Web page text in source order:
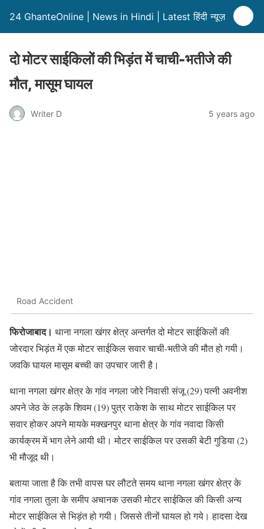
24 GhanteOnline | News in Hindi | Latest हिंदी न्यूज़
दो मोटर साईकिलों की भिड़ंत में चाची-भतीजे की
मौत, मासूम घायल
Writer D 5 years ago
Road Accident
फिरोजाबाद। थाना नगला खंगर क्षेत्र अन्तर्गत दो मोटर साईकिलों की
जोरदार भिड़ंत में एक मोटर साईकिल सवार चाची-भतीजे की मौत हो गयी।
जवकि घायल मासूम बच्ची का उपचार जारी है।
थाना नगला खंगर क्षेत्र के गांव नगला जोरे निवासी संजू (29) पत्नी अवनीश
अपने जेठ के लड़के शिवम (19) पुत्र राकेश के साथ मोटर साईकिल पर
सवार होकर अपने मायके मक्खनपुर थाना क्षेत्र के गांव नवादा किसी
कार्यक्रम में भाग लेने आयी थी। मोटर साईकिल पर उसकी बेटी गुडिया (2)
भी मौजूद थी।
बताया जाता है कि तभी वापस घर लौटते समय थाना नगला खंगर क्षेत्र के
गांव नगला तुला के समीप अचानक उसकी मोटर साईकिल की किसी अन्य
मोटर साईकिल से भिड़ंत हो गयी। जिससे तीनों घायल हो गये। हादसा देख